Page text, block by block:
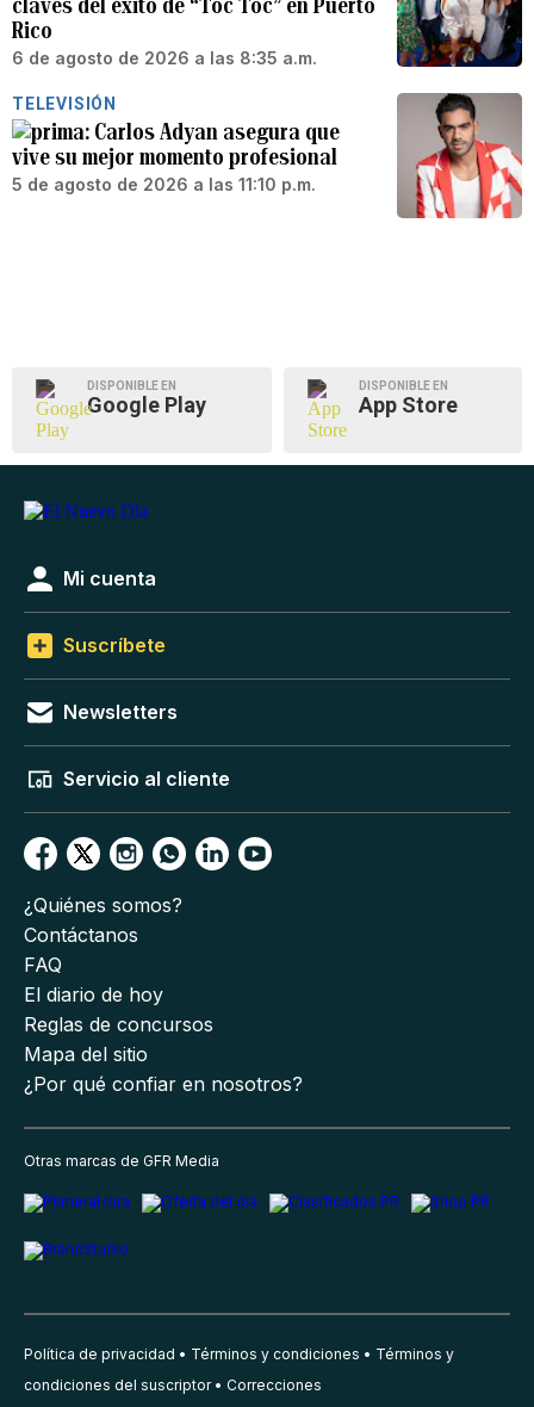
claves del éxito de “Toc Toc” en Puerto
Rico
6 de agosto de 2026 a las 8:35 a.m.
TELEVISIÓN
Carlos Adyan asegura que
vive su mejor momento profesional
5 de agosto de 2026 a las 11:10 p.m.
DISPONIBLE EN
Google Play
DISPONIBLE EN
App Store
Mi cuenta
Suscríbete
Newsletters
Servicio al cliente
¿Quiénes somos?
Contáctanos
FAQ
El diario de hoy
Reglas de concursos
Mapa del sitio
¿Por qué confiar en nosotros?
Otras marcas de GFR Media
Política de privacidad Términos y condiciones
Términos y
condiciones del suscriptor
Correcciones